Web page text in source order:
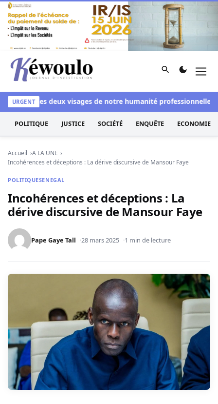
Aller au contenu
Kéwoulo, le premier site d'information et d'investigation
Rechercher
URGENTLes deux visages de notre humanité professionnelle :
POLITIQUE JUSTICE SOCIÉTÉ ENQUÊTE ECONOMIE
Accueil
A LA UNE
Incohérences et déceptions : La dérive discursive de Mansour Faye
POLITIQUESENEGAL
Incohérences et déceptions : La
dérive discursive de Mansour Faye
Pape Gaye Tall 28 mars 2025 1 min de lecture